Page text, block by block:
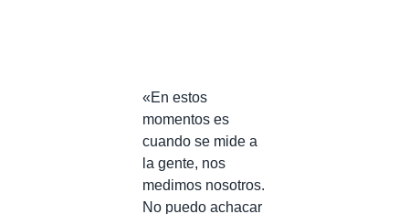
«En estos
momentos es
cuando se mide a
la gente, nos
medimos nosotros.
No puedo achacar